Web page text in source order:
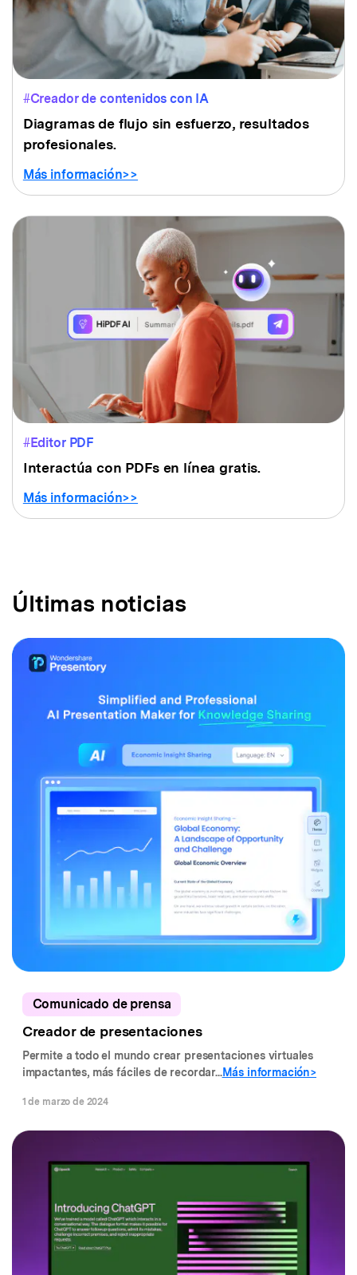
#Creador de contenidos con IA
Diagramas de flujo sin esfuerzo, resultados
profesionales.
Más información>>
#Editor PDF
Interactúa con PDFs en líneagratis.
Más información>>
Últimas noticias
Comunicado de prensa
Creador de presentaciones
Permite a todo el mundo crear presentaciones virtuales
impactantes, más fáciles de recordar...Más información>
1 de marzo de 2024